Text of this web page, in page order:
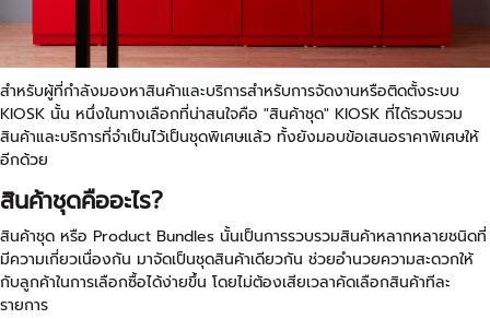
สำหรับผู้ที่กำลังมองหาสินค้าและบริการสำหรับการจัดงานหรือติดตั้งระบบ
KIOSK นั้น หนึ่งในทางเลือกที่น่าสนใจคือ "สินค้าชุด" KIOSK ที่ได้รวบรวม
สินค้าและบริการที่จำเป็นไว้เป็นชุดพิเศษแล้ว ทั้งยังมอบข้อเสนอราคาพิเศษให้
อีกด้วย
สินค้าชุดคืออะไร?
สินค้าชุด หรือ Product Bundles นั้นเป็นการรวบรวมสินค้าหลากหลายชนิดที่
มีความเกี่ยวเนื่องกัน มาจัดเป็นชุดสินค้าเดียวกัน ช่วยอำนวยความสะดวกให้
กับลูกค้าในการเลือกซื้อได้ง่ายขึ้น โดยไม่ต้องเสียเวลาคัดเลือกสินค้าทีละ
รายการ